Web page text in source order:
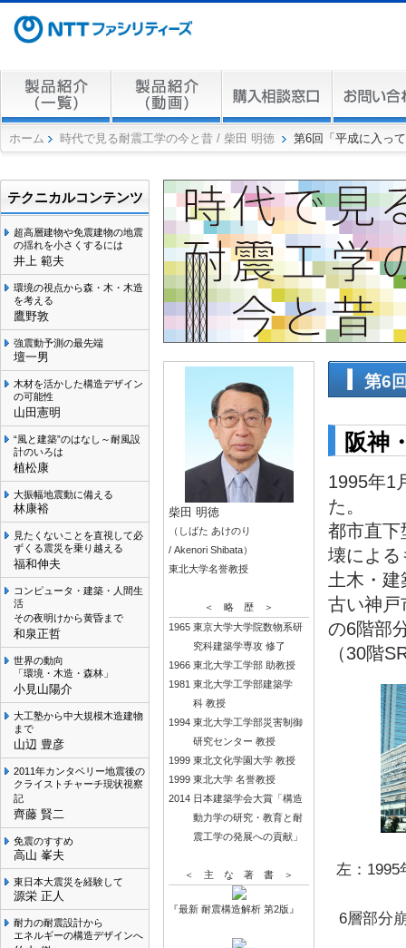
ホーム 時代で見る耐震工学の今と昔 / 柴田 明徳 第6回「平成に入っ
テクニカルコンテンツ
超高層建物や免震建物の地震
の揺れを小さくするには
井上 範夫
環境の視点から森・木・木造
を考える
鷹野敦
強震動予測の最先端
壇一男
木材を活かした構造デザイン
の可能性
山田憲明
“風と建築”のはなし～耐風設
計のいろは
植松康
大振幅地震動に備える
林康裕
見たくないことを直視して必
ずくる震災を乗り越える
福和伸夫
コンピュータ・建築・人間生
活
その夜明けから黄昏まで
和泉正哲
世界の動向
「環境・木造・森林」
小見山陽介
大工塾から中大規模木造建物
まで
山辺 豊彦
2011年カンタベリー地震後の
クライストチャーチ現状視察
記
齊藤 賢二
免震のすすめ
高山 峯夫
東日本大震災を経験して
源栄 正人
耐力の耐震設計から
エネルギーの構造デザインへ
柴田 明徳
（しばた あけのり
/ Akenori Shibata）
東北大学名誉教授
＜ 略 歴 ＞
1965 東京大学大学院数物系研
究科建築学専攻 修了
1966 東北大学工学部 助教授
1981 東北大学工学部建築学
科 教授
1994 東北大学工学部災害制御
研究センター 教授
1999 東北文化学園大学 教授
1999 東北大学 名誉教授
2014 日本建築学会大賞「構造
動力学の研究・教育と耐
震工学の発展への貢献」
＜ 主 な 著 書 ＞
『最新 耐震構造解析 第2版』
第6
阪神
1995年1
た。
都市直下
壊による
土木・
古い神戸
の6階部
（30階
左：
6層部分